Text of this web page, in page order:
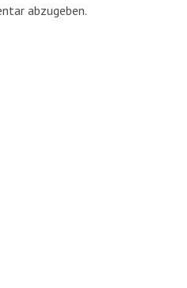
abzugeben.